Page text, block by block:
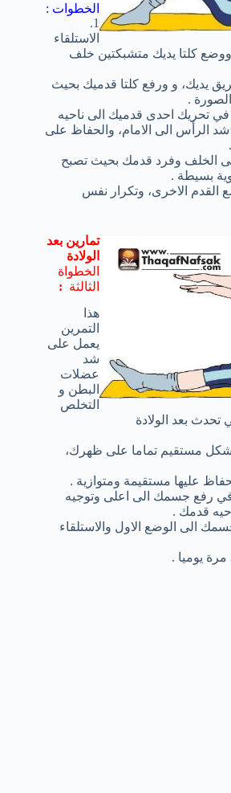
الخطوات :
1.
الاستلقاء
كلتا يديك متشبكتين خلف
يديك، و ورفع كلتا قدميك بحيث
.
في تحريك احدى قدميك الى ناحيه
الرأس الى الامام، والحفاظ على
الخلف وفرد قدمك بحيث تصبح
بسيطة .
القدم الاخرى، وتكرار نفس
تمارين بعد
الولادة
الخطواة
الثالثة :
هذا
التمرين
يعمل على
شد
عضلات
البطن و
التخلص
تحدث بعد الولادة
بشكل مستقيم تماما على ظهرك،
في رفع جسمك الى اعلى وتوجيه
قدمك .
الى الوضع الاول والاستلقاء